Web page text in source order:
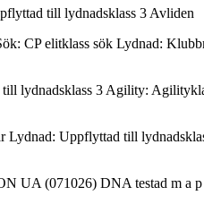
till lydnadsklass 3 Avliden
CP elitklass sök Lydnad:
lydnadsklass 3 Agility:
Uppflyttad till
UA (071026) DNA testad m a